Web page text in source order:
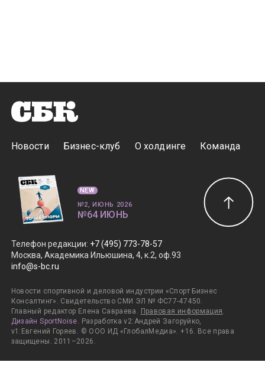
Новости Бизнес-клуб О холдинге Команда
Телефон редакции: +7 (495) 773-78-57
Москва, Академика Ильюшина, 4, к.2, оф.93
info@s-bc.ru
Новости спортивной и деловой индустрии «Спорт Бизнес
Консалтинг». Свидетельство СМИ ЭЛ № ФС77-47450.
Главный редактор Елена Савраева. Правовая информация.
Дизайн SportNoise. Разработка v2:Андрей Загоруйко,
v1:Евгений Горяев. © ООО ИД «ГлобалМедиа». +16. Все права
защищены. 2011–2026.
NEW
№2, ИЮНЬ 2026
№64 ИЮНЬ